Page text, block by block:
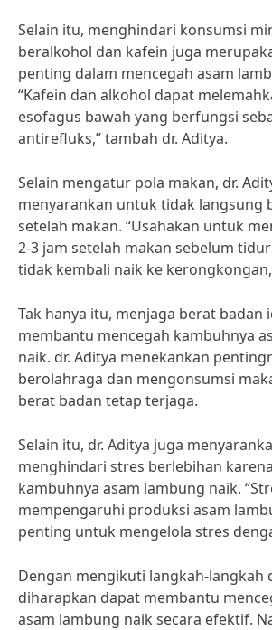
Selain itu, menghindari konsumsi
beralkohol dan kafein juga
penting dalam mencegah asam
“Kafein dan alkohol dapat
esofagus bawah yang berfungsi
antirefluks,” tambah dr. Aditya.
Selain mengatur pola makan, dr.
menyarankan untuk tidak langsung
setelah makan. “Usahakan untuk
2-3 jam setelah makan sebelum
tidak kembali naik ke
Tak hanya itu, menjaga berat badan
membantu mencegah kambuhnya
naik. dr. Aditya menekankan
berolahraga dan mengonsumsi
berat badan tetap terjaga.
Selain itu, dr. Aditya juga
menghindari stres berlebihan
kambuhnya asam lambung naik.
mempengaruhi produksi asam
penting untuk mengelola stres
Dengan mengikuti langkah-langkah
diharapkan dapat membantu
asam lambung naik secara efektif.